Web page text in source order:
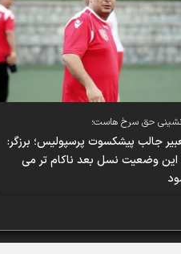
حق سرخ هاست؛
جالب پیشکسوت پرسپولیس؛ برزگر:
این وضعیت نسل بعد ناکام تر می